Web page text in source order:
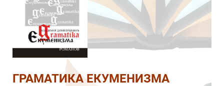
ГРАМАТИКА ЕКУМЕНИЗМА